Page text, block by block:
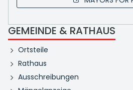
GEMEINDE & RATHAUS
Ortsteile
Rathaus
Ausschreibungen